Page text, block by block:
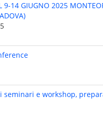
9-14 GIUGNO 2025
seminari e workshop,